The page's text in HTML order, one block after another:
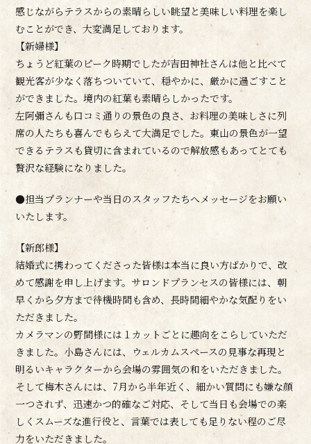
感じながらテラスからの素晴らしい眺望と美味しい料理を楽し
むことができ、大変満足しております。
【新婦様】
ちょうど紅葉のピーク時期でしたが吉田神社さんは他と比べて
観光客が少なく落ちついていて、穏やかに、厳かに過ごすこと
ができました。境内の紅葉も素晴らしかったです。
左阿彌さんも口コミ通りの景色の良さ、お料理の美味しさに列
席の人たちも喜んでもらえて大満足でした。東山の景色が一望
できるテラスも貸切に含まれているので解放感もあってとても
贅沢な経験になりました。
●担当プランナーや当日のスタッフたちへメッセージをお願い
いたします。
【新郎様】
結婚式に携わってくださった皆様は本当に良い方ばかりで、改
めて感謝を申し上げます。サロンドプランセスの皆様には、朝
早くから夕方まで待機時間も含め、長時間細やかな気配りをい
ただきました。
カメラマンの野間様には１カットごとに趣向をこらしていただ
きました。小島さんには、ウェルカムスペースの見事な再現と
明るいキャラクターから会場の雰囲気の和をいただきました。
そして梅木さんには、7月から半年近く、細かい質問にも嫌な顔
一つされず、迅速かつ的確なご対応、そして当日も会場での楽
しくスムーズな進行役と、言葉では表しても足りない程のご尽
力をいただきました。